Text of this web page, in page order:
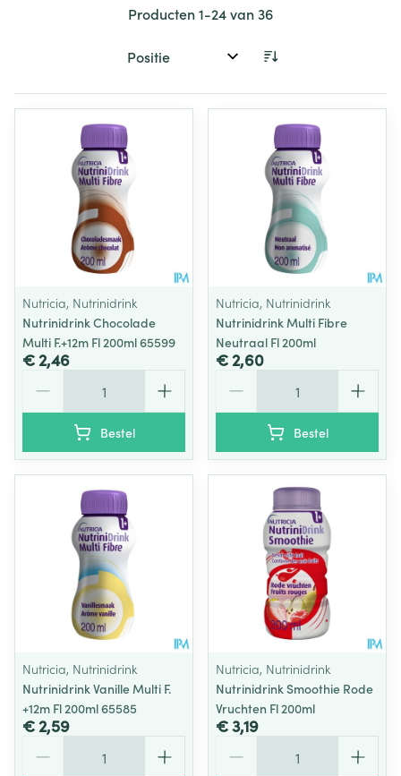
Producten1-24van36
Sorteer op:
Nutricia, Nutrinidrink
Nutrinidrink Chocolade
Multi F.+12m Fl 200ml 65599
€ 2,46
Bestel
Nutricia, Nutrinidrink
Nutrinidrink Multi Fibre
Neutraal Fl 200ml
€ 2,60
Bestel
Nutricia, Nutrinidrink
Nutrinidrink Vanille Multi F.
+12m Fl 200ml 65585
€ 2,59
Nutricia, Nutrinidrink
Nutrinidrink Smoothie Rode
Vruchten Fl 200ml
€ 3,19